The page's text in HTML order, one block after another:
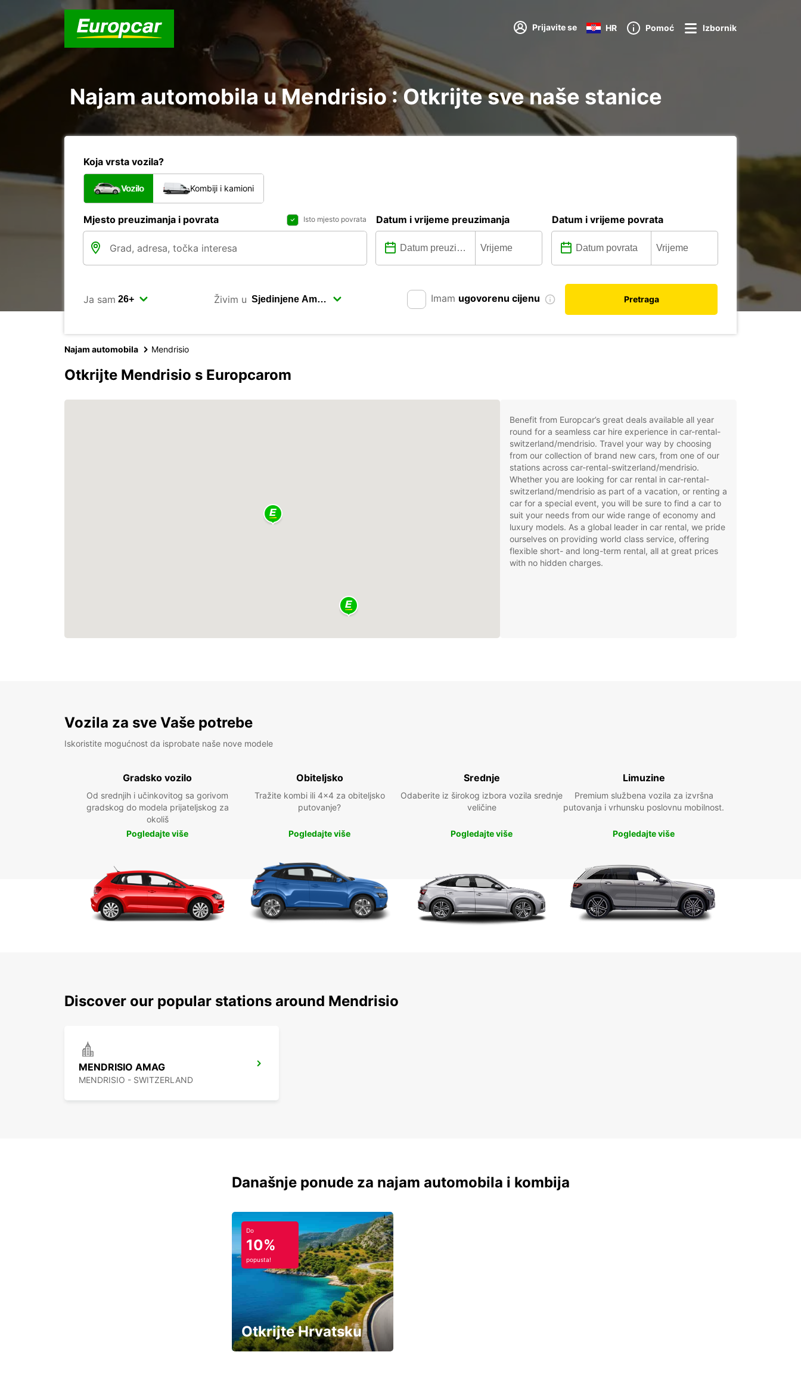
Prijavite se HR Pomoć Izbornik
Najam automobila u Mendrisio : Otkrijte sve naše stanice
Koja vrsta vozila?
Vozilo Kombiji i kamioni
Mjesto preuzimanja i povrata Isto mjesto povrata Datum i vrijeme preuzimanja Datum i vrijeme povrata
Ja sam Živim u Imam ugovorenu cijenu Pretraga
Najam automobila Mendrisio
Otkrijte Mendrisio s Europcarom
Benefit from Europcar’s great deals available all year
round for a seamless car hire experience in car-rental-
switzerland/mendrisio. Travel your way by choosing
from our collection of brand new cars, from one of our
stations across car-rental-switzerland/mendrisio.
Whether you are looking for car rental in car-rental-
switzerland/mendrisio as part of a vacation, or renting a
car for a special event, you will be sure to find a car to
suit your needs from our wide range of economy and
luxury models. As a global leader in car rental, we pride
ourselves on providing world class service, offering
flexible short- and long-term rental, all at great prices
with no hidden charges.
Vozila za sve Vaše potrebe
Iskoristite mogućnost da isprobate naše nove modele
Gradsko vozilo
Od srednjih i učinkovitog sa gorivom
gradskog do modela prijateljskog za
okoliš
Pogledajte više
Obiteljsko
Tražite kombi ili 4x4 za obiteljsko
putovanje?
Pogledajte više
Srednje
Odaberite iz širokog izbora vozila srednje
veličine
Pogledajte više
Limuzine
Premium službena vozila za izvršna
putovanja i vrhunsku poslovnu mobilnost.
Pogledajte više
Discover our popular stations around Mendrisio
MENDRISIO AMAG
MENDRISIO - SWITZERLAND
Današnje ponude za najam automobila i kombija
Do
10%
popusta!
Otkrijte Hrvatsku